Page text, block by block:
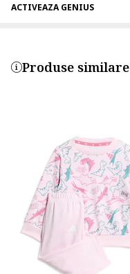
ACTIVEAZA GENIUS
Produse similare